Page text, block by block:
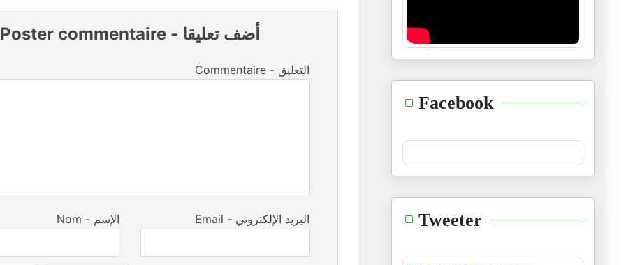
Poster commentaire- أضف تعليقا
Commentaire - التعليق
Nom - الإسم Email - البريد الإلكتروني
Facebook
Tweeter